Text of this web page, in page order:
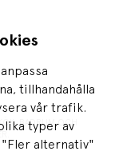
tillhandahålla
vår trafik.
typer av
alternativ"
BADRUM OCH